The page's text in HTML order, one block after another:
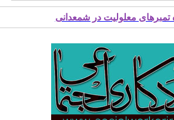
تمبرهای معلولیت در شمعدانی